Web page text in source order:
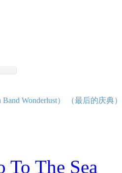
Wonderlust） （最后的庆典）
To The Sea